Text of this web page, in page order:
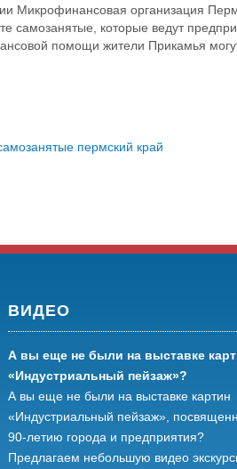
Микрофинансовая организация
самозанятые, которые ведут
помощи жители Прикамья могут
пермский край
ВИДЕО
А вы еще не были на выставке
«Индустриальный пейзаж»?
А вы еще не были на выставке картин
«Индустриальный пейзаж»,
90-летию города и предприятия?
Предлагаем небольшую видео